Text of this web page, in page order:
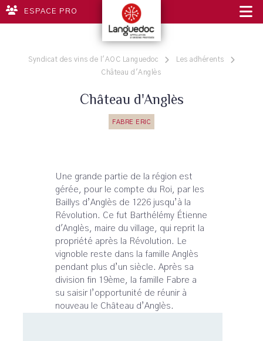
ESPACE PRO
Syndicat des vins de l'AOC Languedoc
Les adhérents
Château d'Anglès
Château d'Anglès
FABRE ERIC
Une grande partie de la région est
gérée, pour le compte du Roi, par les
Baillys d’Anglès de 1226 jusqu’à la
Révolution. Ce fut Barthélémy Étienne
d'Anglès, maire du village, qui reprit la
propriété après la Révolution. Le
vignoble reste dans la famille Anglès
pendant plus d’un siècle. Après sa
division fin 19ème, la famille Fabre a
su saisir l’opportunité de réunir à
nouveau le Château d’Anglès.